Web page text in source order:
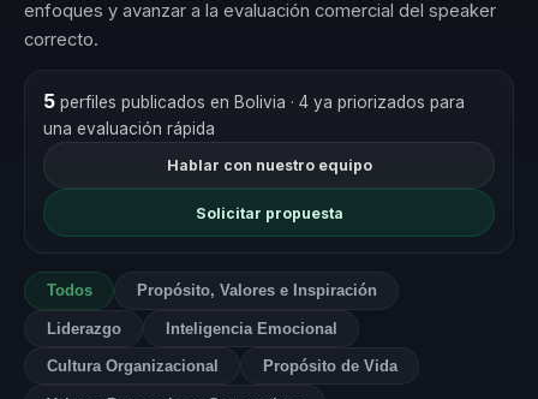
enfoques y avanzar a la evaluación comercial del speaker
correcto.
5perfiles publicados en Bolivia · 4 ya priorizados para
una evaluación rápida
Hablar con nuestro equipo
Solicitar propuesta
Todos Propósito, Valores e Inspiración
Liderazgo Inteligencia Emocional
Cultura Organizacional Propósito de Vida